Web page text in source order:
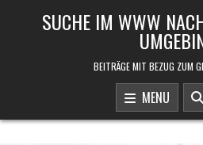
SUCHE IM WWW
BEITRÄGE MIT BEZUG ZUM
MENU